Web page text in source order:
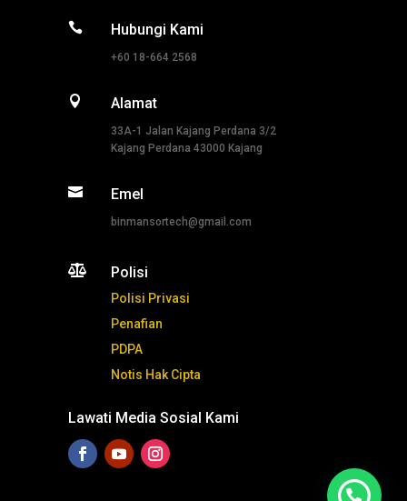
 Hubungi Kami
+60 18-664 2568
 Alamat
33A-1 Jalan Kajang Perdana 3/2
Kajang Perdana 43000 Kajang
 Emel
binmansortech@gmail.com
 Polisi
Polisi Privasi
Penafian
PDPA
Notis Hak Cipta
Lawati Media Sosial Kami